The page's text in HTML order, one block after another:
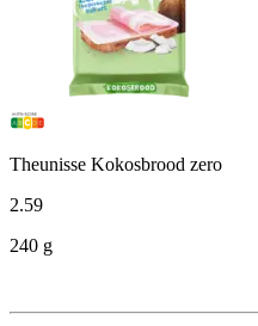
Theunisse Kokosbrood zero
2.59
240 g